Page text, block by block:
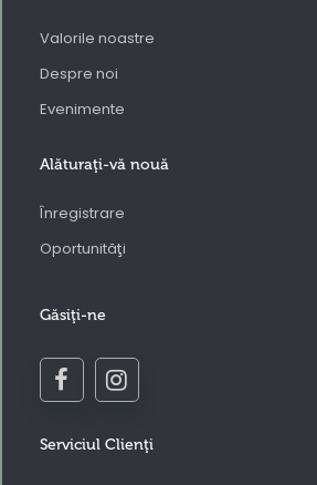
Valorile noastre
Despre noi
Evenimente
Alăturaţi-vă nouă
Înregistrare
Oportunităţi
Găsiţi-ne
Serviciul Clienţi